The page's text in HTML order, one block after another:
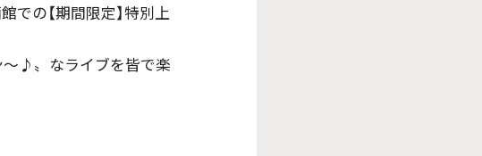
での【期間限定】特別上
～♪〟なライブを皆で楽